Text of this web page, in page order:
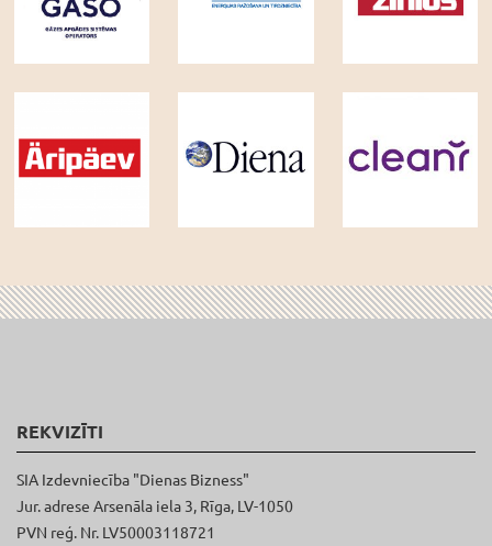
REKVIZĪTI
SIA Izdevniecība "Dienas Bizness"
Jur. adrese Arsenāla iela 3, Rīga, LV-1050
PVN reģ. Nr. LV50003118721